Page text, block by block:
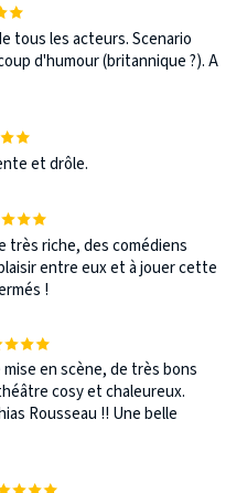
tous les acteurs. Scenario
d'humour (britannique ?). A
et drôle.
très riche, des comédiens
entre eux et à jouer cette
!
en scène, de très bons
cosy et chaleureux.
Rousseau !! Une belle